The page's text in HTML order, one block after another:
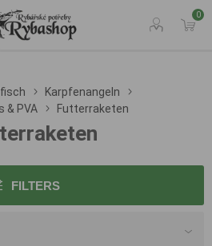
0
Karpfenangeln
& PVA
Futterraketen
FILTERS